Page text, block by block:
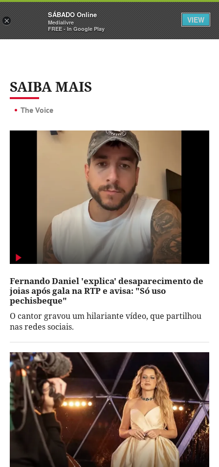
Sábado Assine Iniciar Sessão
SAIBA MAIS
The Voice
Fernando Daniel 'explica' desaparecimento de
joias após gala na RTP e avisa: "Só uso
pechisbeque"
O cantor gravou um hilariante vídeo, que partilhou
nas redes sociais.
×
SÁBADO Online
Medialivre
FREE - In Google Play
VIEW